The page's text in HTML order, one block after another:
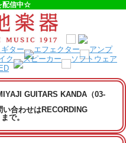
配信中☆
GUITARS KANDA（03-
合わせはRECORDING
で。